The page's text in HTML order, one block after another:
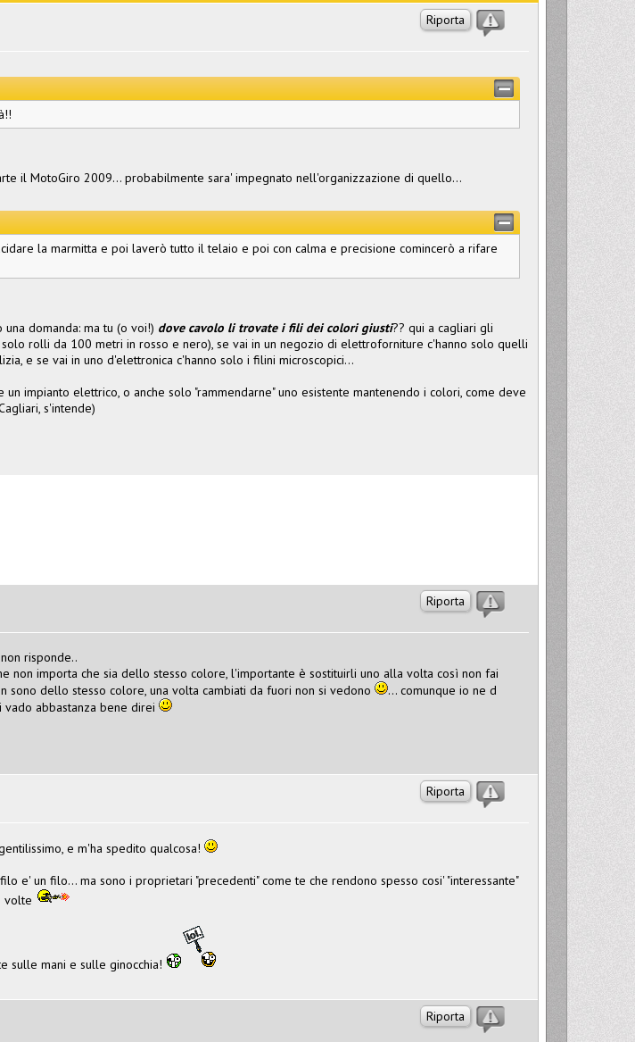
Riporta
il MotoGiro 2009... probabilmente sara' impegnato nell'organizzazione di quello...
la marmitta e poi laverò tutto il telaio e poi con calma e precisione comincerò a rifare
domanda: ma tu (o voi!) dove cavolo li trovate i fili dei colori giusti?? qui a cagliari gli
rolli da 100 metri in rosso e nero), se vai in un negozio di elettroforniture c'hanno solo quelli
e se vai in uno d'elettronica c'hanno solo i filini microscopici...
un impianto elettrico, o anche solo "rammendarne" uno esistente mantenendo i colori, come deve
s'intende)
Riporta
risponde..
non importa che sia dello stesso colore, l'importante è sostituirli uno alla volta così non fai
sono dello stesso colore, una volta cambiati da fuori non si vedono
... comunque io ne d
abbastanza bene direi
Riporta
e m'ha spedito qualcosa!
e' un filo... ma sono i proprietari "precedenti" come te che rendono spesso cosi' "interessante"
volte
sulle mani e sulle ginocchia!
Riporta